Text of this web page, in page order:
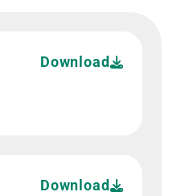
Download
Download